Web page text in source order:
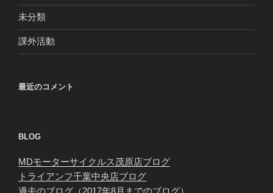
未分類
課外活動
最近のコメント
BLOG
MDモーターサイクルス茂原店ブログ
トライアンフ千葉中央店ブログ
過去のブログ（2017年8月までのブログ）